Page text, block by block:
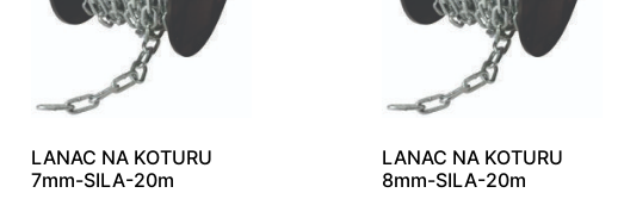
LANAC NA KOTURU
7mm-SILA-20m
LANAC NA KOTURU
8mm-SILA-20m